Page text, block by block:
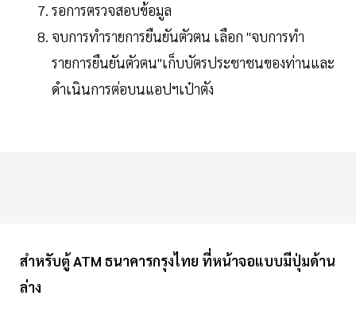
รอการตรวจสอบข้อมูล
จบการทำรายการยืนยันตัวตน เลือก "จบการทำ
รายการยืนยันตัวตน"เก็บบัตรประชาชนของท่านและ
ดำเนินการต่อบนแอปฯเป๋าตัง
สำหรับตู้ ATM ธนาคารกรุงไทย ที่หน้าจอแบบมีปุ่มด้าน
ล่าง